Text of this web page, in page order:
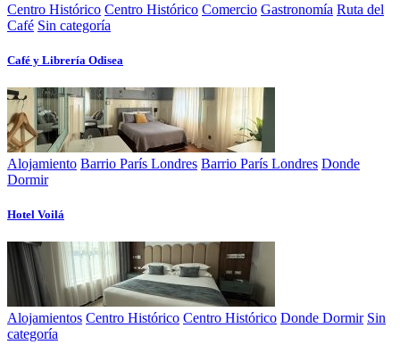
Centro Histórico Centro Histórico Comercio Gastronomía Ruta del
Café Sin categoría
Café y Librería Odisea
Alojamiento Barrio París Londres Barrio París Londres Donde
Dormir
Hotel Voilá
Alojamientos Centro Histórico Centro Histórico Donde Dormir Sin
categoría